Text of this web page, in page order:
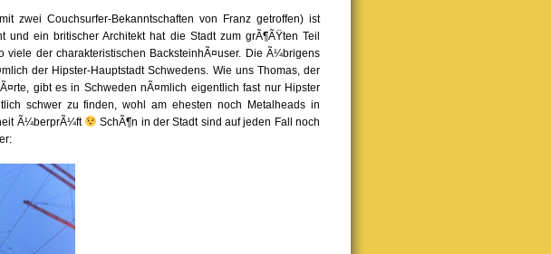
zwei Couchsurfer-Bekanntschaften von Franz getroffen) ist
ein britischer Architekt hat die Stadt zum grÃ¶ÃŸten Teil
viele der charakteristischen BacksteinhÃ¤user. Die Ã¼brigens
der Hipster-Hauptstadt Schwedens. Wie uns Thomas, der
gibt es in Schweden nÃ¤mlich eigentlich fast nur Hipster
schwer zu finden, wohl am ehesten noch Metalheads in
Ã¼berprÃ¼ft
SchÃ¶n in der Stadt sind auf jeden Fall noch